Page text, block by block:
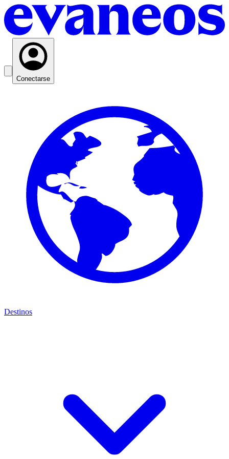
Conectarse
Destinos